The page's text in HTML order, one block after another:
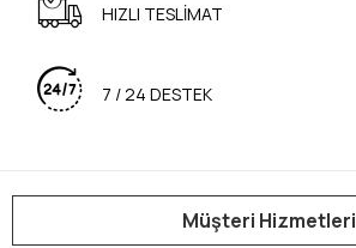
HIZLI TESLİMAT
7 / 24 DESTEK
Müşteri Hizmetleri